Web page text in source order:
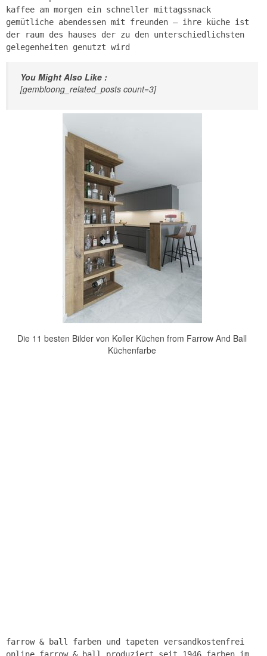
kaffee am morgen ein schneller mittagssnack
gemütliche abendessen mit freunden – ihre küche ist
der raum des hauses der zu den unterschiedlichsten
gelegenheiten genutzt wird
You Might Also Like :
[gembloong_related_posts count=3]
Die 11 besten Bilder von Koller Küchen from Farrow And Ball
Küchenfarbe
farrow & ball farben und tapeten versandkostenfrei